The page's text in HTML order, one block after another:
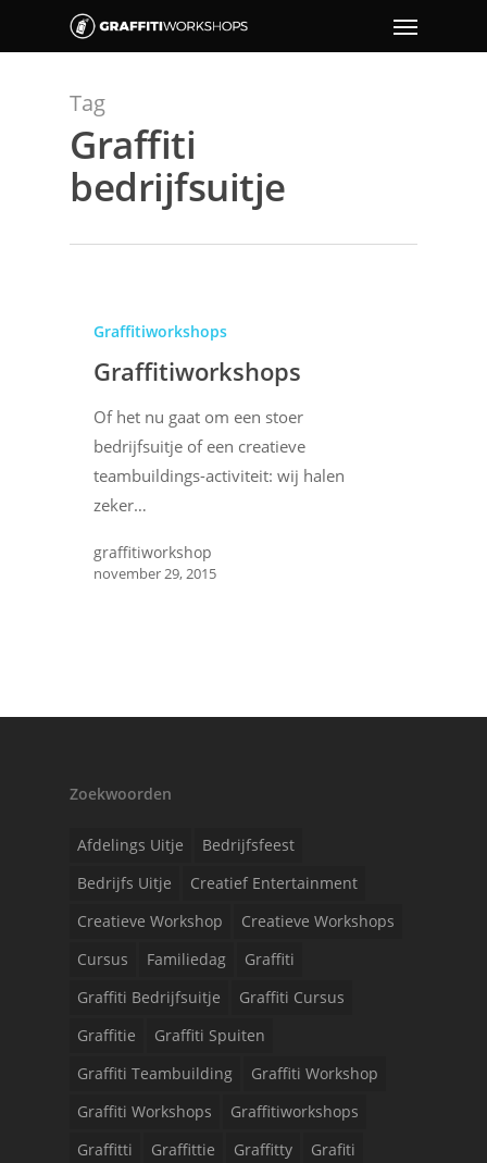
Tag
Graffiti
bedrijfsuitje
Graffitiworkshops
Graffitiworkshops
Of het nu gaat om een stoer
bedrijfsuitje of een creatieve
teambuildings-activiteit: wij halen
zeker…
graffitiworkshop
november 29, 2015
Zoekwoorden
Afdelings Uitje
Bedrijfsfeest
Bedrijfs Uitje
Creatief Entertainment
Creatieve Workshop
Creatieve Workshops
Cursus
Familiedag
Graffiti
Graffiti Bedrijfsuitje
Graffiti Cursus
Graffitie
Graffiti Spuiten
Graffiti Teambuilding
Graffiti Workshop
Graffiti Workshops
Graffitiworkshops
Graffitti
Graffittie Graffitty
Grafiti